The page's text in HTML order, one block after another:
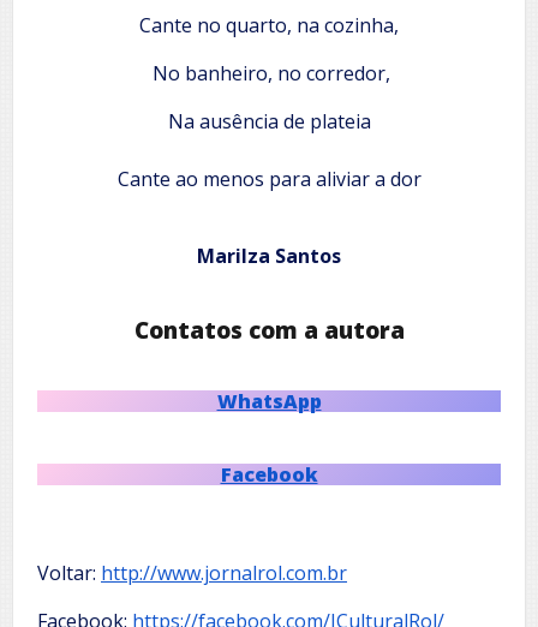
Cante no quarto, na cozinha,
No banheiro, no corredor,
Na ausência de plateia
Cante ao menos para aliviar a dor
Marilza Santos
Contatos com a autora
WhatsApp
Facebook
Voltar: http://www.jornalrol.com.br
Facebook: https://facebook.com/JCulturalRol/